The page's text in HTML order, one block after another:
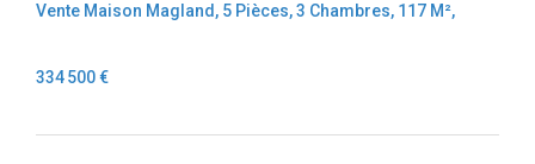
Vente Maison Magland, 5 Pièces, 3 Chambres, 117 M²,
334 500 €